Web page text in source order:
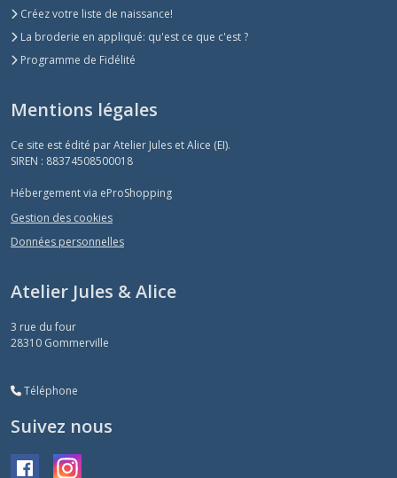
Créez votre liste de naissance!
La broderie en appliqué: qu'est ce que c'est ?
Programme de Fidélité
Mentions légales
Ce site est édité par Atelier Jules et Alice (EI).
SIREN : 88374508500018
Hébergement via eProShopping
Gestion des cookies
Données personnelles
Atelier Jules & Alice
3 rue du four
28310 Gommerville
Téléphone
Suivez nous